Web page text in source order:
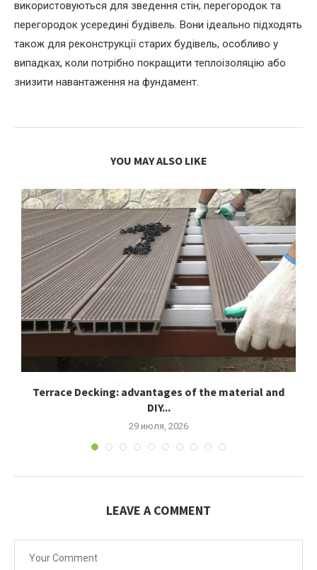
використовуються для зведення стін, перегородок та
перегородок усередині будівель. Вони ідеально підходять
також для реконструкції старих будівель, особливо у
випадках, коли потрібно покращити теплоізоляцію або
знизити навантаження на фундамент.
YOU MAY ALSO LIKE
Terrace Decking: advantages of the material and
DIY...
29 июля, 2026
LEAVE A COMMENT